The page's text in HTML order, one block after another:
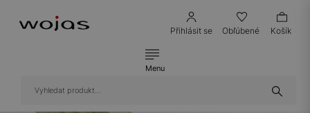
Přihlásit se Obľúbené Košík
Menu